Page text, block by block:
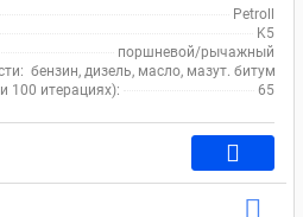
Petroll
K5
поршневой/рычажный
бензин, дизель, масло, мазут.
100 итерациях):
65